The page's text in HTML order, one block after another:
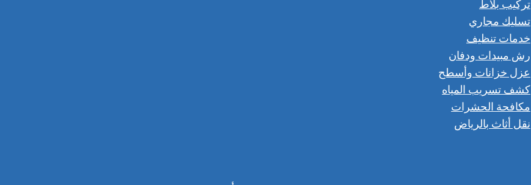
تركيب بلاط
تسليك مجاري
خدمات تنظيف
رش مبيدات ودفان
عزل خزانات وأسطح
كشف تسريب المياه
مكافحة الحشرات
نقل أثاث بالرياض